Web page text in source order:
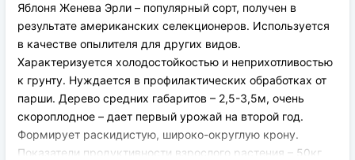
Яблоня Женева Эрли – популярный сорт, получен в
результате американских селекционеров. Используется
в качестве опылителя для других видов.
Характеризуется холодостойкостью и неприхотливостью
к грунту. Нуждается в профилактических обработках от
парши. Дерево средних габаритов – 2,5-3,5м, очень
скороплодное – дает первый урожай на второй год.
Формирует раскидистую, широко-округлую крону.
Показатели продуктивности взрослого растения – 50кг